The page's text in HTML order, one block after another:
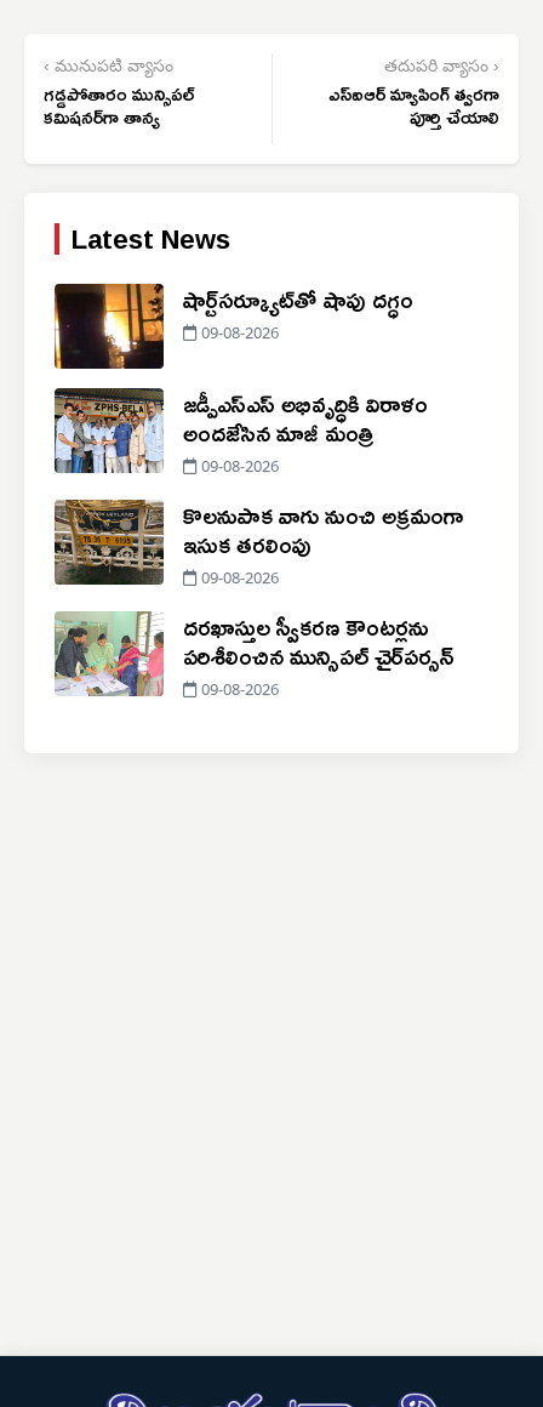
‹ మునుపటి వ్యాసం
గడ్డపోతారం మున్సిపల్
కమిషనర్‌గా తాన్య
తదుపరి వ్యాసం ›
ఎస్‌ఐఆర్ మ్యాపింగ్ త్వరగా
పూర్తి చేయాలి
Latest News
షార్ట్‌సర్క్యూట్‌తో షాపు దగ్ధం
09-08-2026
జడ్పీఎస్ఎస్ అభివృద్ధికి విరాళం
అందజేసిన మాజీ మంత్రి
09-08-2026
కొలనుపాక వాగు నుంచి అక్రమంగా
ఇసుక తరలింపు
09-08-2026
దరఖాస్తుల స్వీకరణ కౌంటర్లను
పరిశీలించిన మున్సిపల్ చైర్‌పర్సన్
09-08-2026